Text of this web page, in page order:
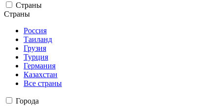
Страны
Страны
Россия
Таиланд
Грузия
Турция
Германия
Казахстан
Все страны
Города